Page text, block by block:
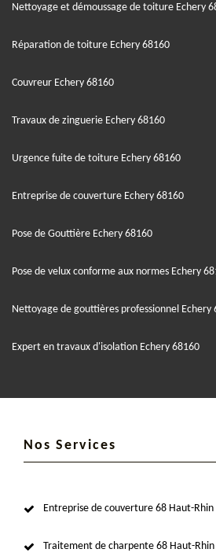
Nettoyage et démoussage de toiture Echery
Réparation de toiture Echery 68160
Couvreur Echery 68160
Travaux de zinguerie Echery 68160
Urgence fuite de toiture Echery 68160
Entreprise de couverture Echery 68160
Pose de Gouttière Echery 68160
Pose de velux conforme aux normes Echery
Nettoyage de gouttières professionnel Echery
Expert en travaux d'isolation Echery 68160
Nos Services
Entreprise de couverture 68 Haut-Rhin
Traitement de charpente 68 Haut-Rhin